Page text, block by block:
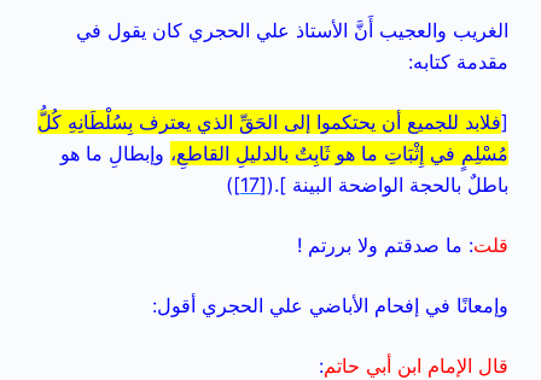
الغريب والعجيب أَنَّ الأستاذ علي الحجري كان يقول في
مقدمة كتابه:
[فلابد للجميع أن يحتكموا إلى الحَقِّ الذي يعترف بِسُلْطَانِهِ كُلُّ
مُسْلِمٍ في إِثْبَاتِ ما هو ثَابِتٌ بالدليلِ القاطعِ، وإبطالِ ما هو
باطلٌ بالحجة الواضحة البينة ].([17]
)
قلت: ما صدقتم ولا بررتم !
وإمعانًا في إفحام الأباضي علي الحجري أقول:
قال الإمام ابن أبي حاتم: